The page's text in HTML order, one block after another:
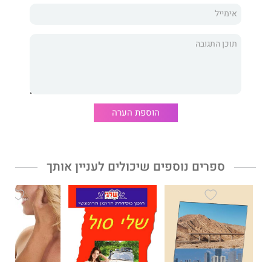
הוספת הערה
ספרים נוספים שיכולים לעניין אותך